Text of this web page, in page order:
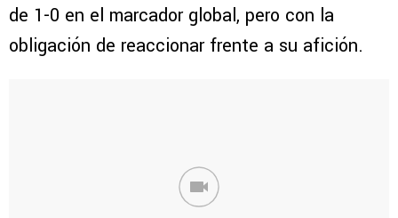
de 1-0 en el marcador global, pero con la
obligación de reaccionar frente a su afición.